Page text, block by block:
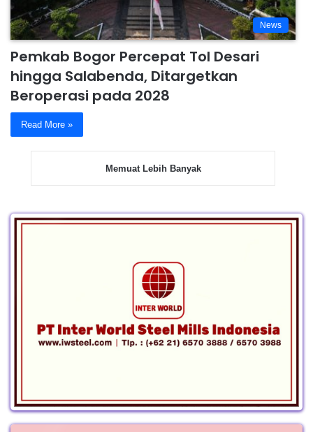
News
Pemkab Bogor Percepat Tol Desari
hingga Salabenda, Ditargetkan
Beroperasi pada 2028
Read More »
Memuat Lebih Banyak